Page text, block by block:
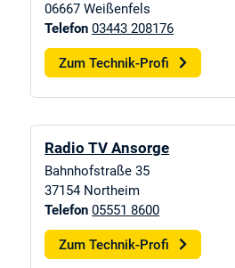
06667 Weißenfels
Telefon 03443 208176
Zum Technik-Profi
Radio TV Ansorge
Bahnhofstraße 35
37154 Northeim
Telefon 05551 8600
Zum Technik-Profi